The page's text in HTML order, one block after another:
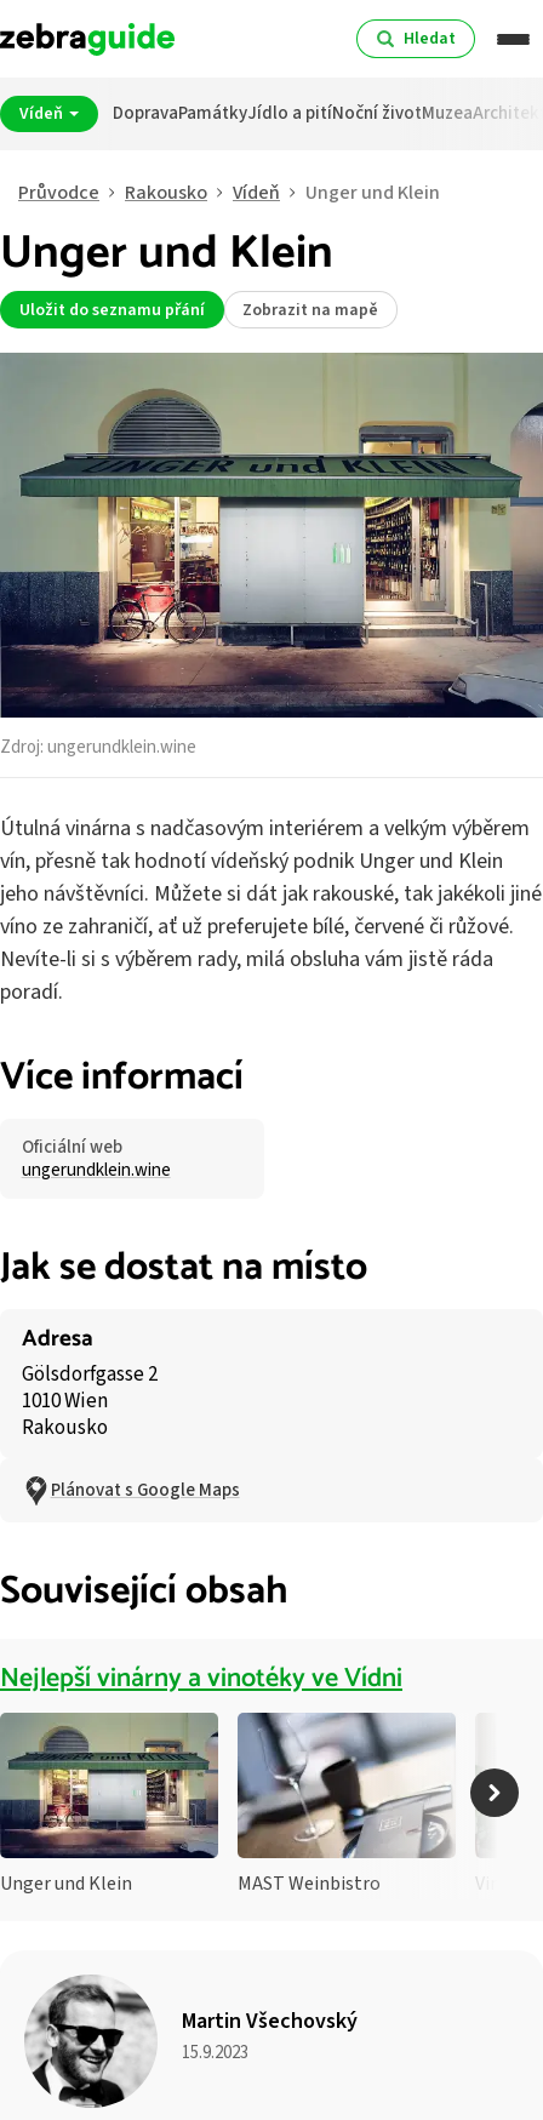
Hledat
Vídeň DopravaPamátkyJídlo a pitíNoční životMuzea
Průvodce Rakousko Vídeň Unger und Klein
Unger und Klein
Uložit do seznamu přání Zobrazit na mapě
Zdroj:ungerundklein.wine
Útulná vinárna s nadčasovým interiérem a velkým výběrem
vín, přesně tak hodnotí vídeňský podnik Unger und Klein
jeho návštěvníci. Můžete si dát jak rakouské, tak jakékoli jiné
víno ze zahraničí, ať už preferujete bílé, červené či růžové.
Nevíte-li si s výběrem rady, milá obsluha vám jistě ráda
poradí.
Více informací
Oficiální web
ungerundklein.wine
Jak se dostat na místo
Adresa
Gölsdorfgasse 2
1010 Wien
Rakousko
Plánovat s Google Maps
Související obsah
Nejlepší vinárny a vinotéky ve Vídni
Unger und Klein MAST Weinbistro Vino
Martin Všechovský
15.9.2023